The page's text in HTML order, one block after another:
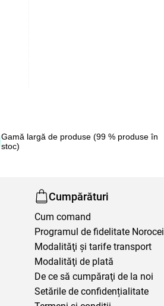
Gamă largă de produse (99 % produse în
stoc)
Cumpărături
Cum comand
Programul de fidelitate Norocei
Modalităţi şi tarife transport
Modalităţi de plată
De ce să cumpăraţi de la noi
Setările de confidențialitate